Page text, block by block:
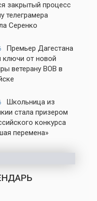
закрытый процесс
телеграмера
Серенко
Премьер Дагестана
ключи от новой
ветерану ВОВ в
Школьница из
стала призером
конкурса
перемена»